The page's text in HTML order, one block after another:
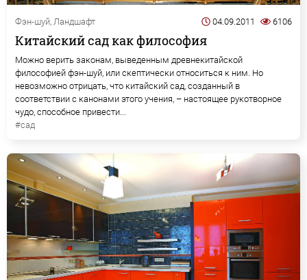
Фэн-шуй, Ландшафт 04.09.2011 6106
Китайский сад как философия
Можно верить законам, выведенным древнекитайской
философией фэн-шуй, или скептически относиться к ним. Но
невозможно отрицать, что китайский сад, созданный в
соответствии с канонами этого учения, – настоящее рукотворное
чудо, способное привести...
#сад